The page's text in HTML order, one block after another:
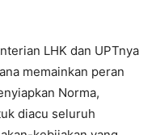
LHK dan UPTnya
memainkan peran
Norma,
diacu seluruh